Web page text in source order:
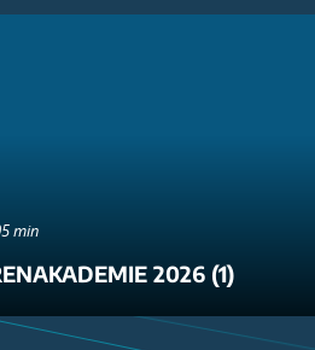
min
2026 (1)